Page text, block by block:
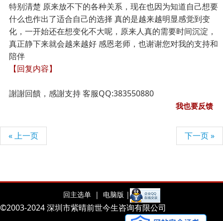
特别清楚 原来放不下的各种关系，现在也因为知道自己想要
什么也作出了适合自己的选择 真的是越来越明显感觉到变
化，一开始还在想变化不大呢，原来人真的需要时间沉淀，
真正静下来就会越来越好 感恩老师，也谢谢您对我的支持和
陪伴
【回复内容】
謝謝回饋，感謝支持 客服QQ:383550880
我也要反馈
« 上一页 下一页 »
回主选单 | 电脑版 |
©2003-2024 深圳市紫晴前世今生咨询有限公司